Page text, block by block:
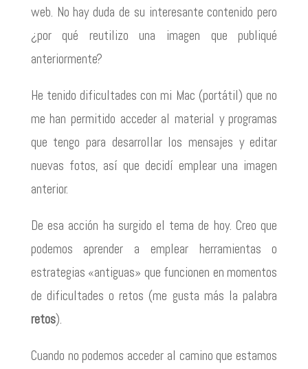
web. No hay duda de su interesante contenido pero
¿por qué reutilizo una imagen que publiqué
anteriormente?
He tenido dificultades con mi Mac (portátil) que no
me han permitido acceder al material y programas
que tengo para desarrollar los mensajes y editar
nuevas fotos, así que decidí emplear una imagen
anterior.
De esa acción ha surgido el tema de hoy. Creo que
podemos aprender a emplear herramientas o
estrategias «antiguas» que funcionen en momentos
de dificultades o retos (me gusta más la palabra
retos).
Cuando no podemos acceder al camino que estamos